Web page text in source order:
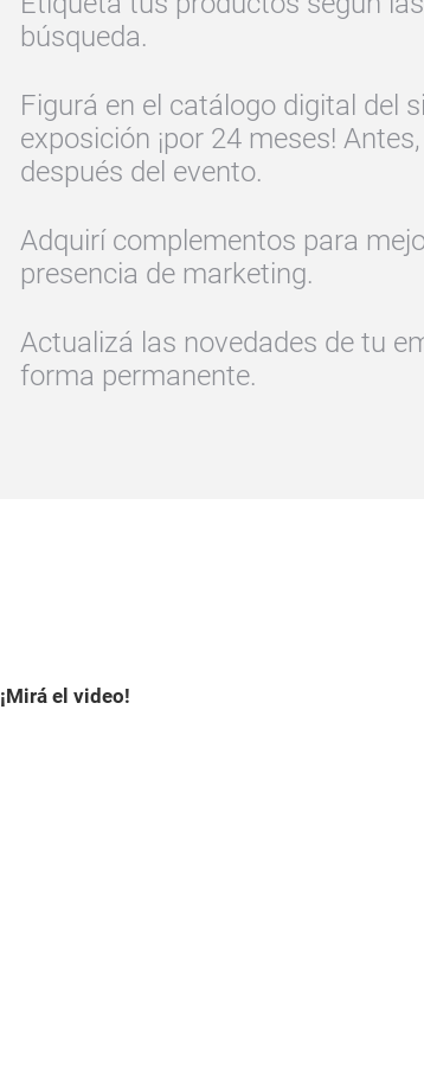
búsqueda.
Figurá en el catálogo digital del
exposición ¡por 24 meses!
después del evento.
Adquirí complementos para
presencia de marketing.
Actualizá las novedades de tu
forma permanente.
¡Mirá el video!